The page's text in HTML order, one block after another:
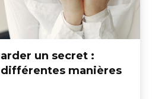
un secret :
manières